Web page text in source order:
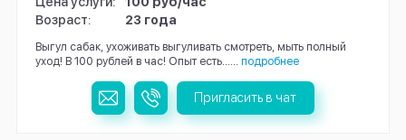
Возраст:
23 года
Выгул сабак, ухоживать выгуливать смотреть, мыть полный
уход! В 100 рублей в час! Опыт есть......
подробнее
Пригласить в чат